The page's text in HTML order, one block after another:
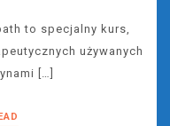
to specjalny kurs,
używanych
[…]